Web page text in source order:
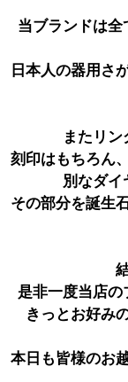
当ブランドは全
日本人の器用さ
またリ
刻印はもちろん
別なダイ
その部分を誕生
是非一度当店の
きっとお好み
本日も皆様のお